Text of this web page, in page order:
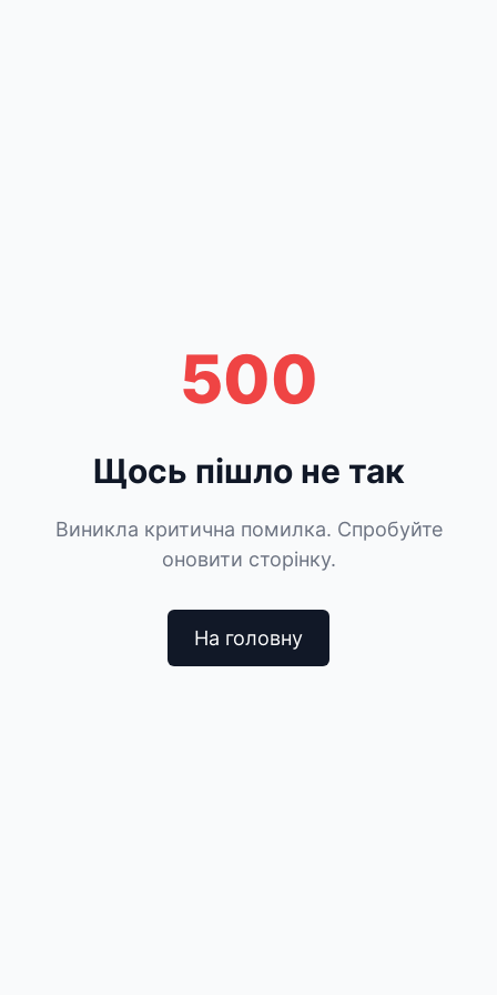
500
Щось пішло не так
Виникла критична помилка. Спробуйте
оновити сторінку.
На головну